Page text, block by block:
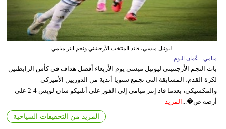
ليونيل ميسي، قائد المنتخب الأرجنتيني ونجم انتر ميامي
ميامي - عُمان اليوم
بات النجم الأرجنتيني ليونيل ميسي يوم الأربعاء أفضل هداف في كأس الرابطتين
لكرة القدم، المسابقة التي تجمع سنويا أندية من الدوريين الأميركي
والمكسيكي، بعدما قاد إنتر ميامي إلى الفوز على أتلتيكو سان لويس 4-2 على
أرضه ض�...
المزيد
المزيد من التحقيقات السياحية